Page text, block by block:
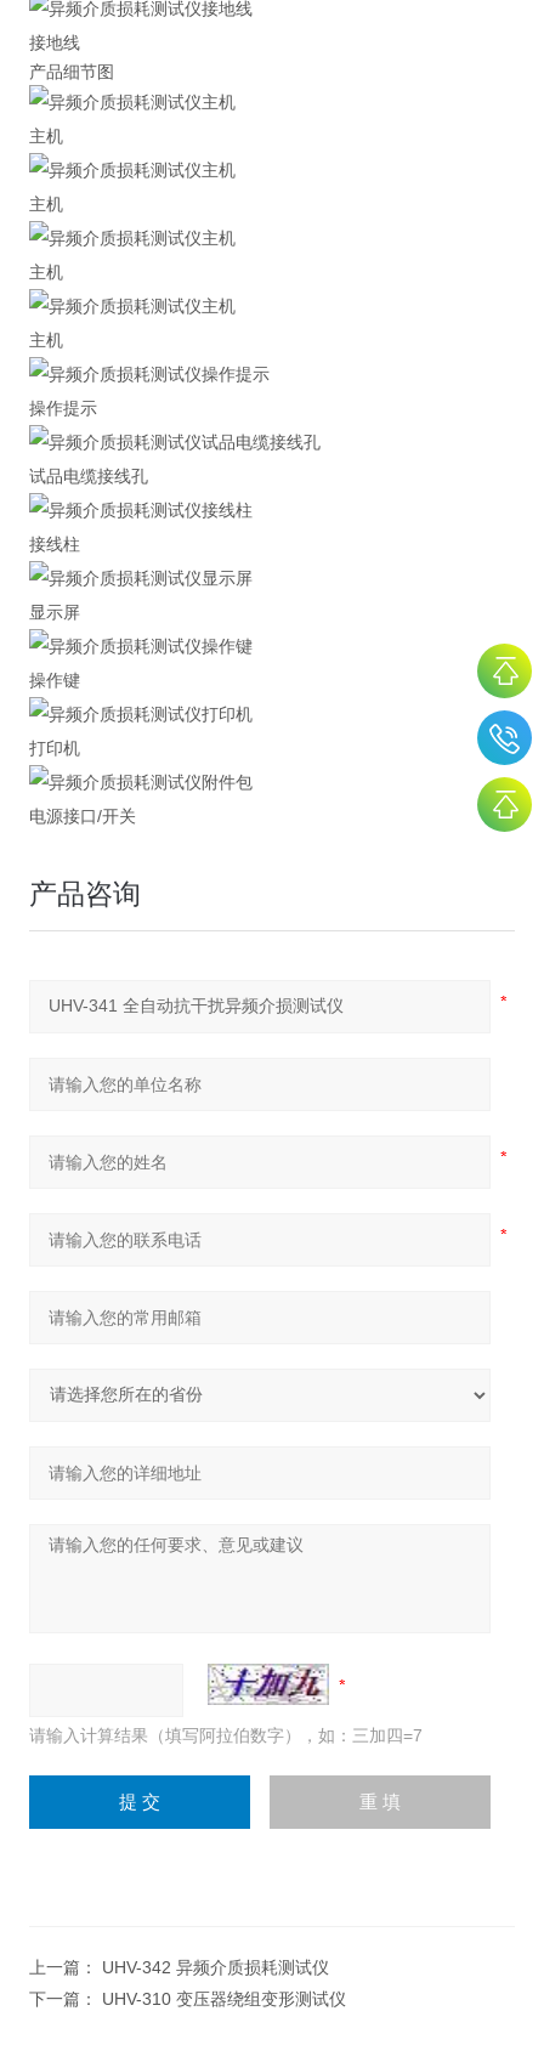
接地线
产品细节图
主机
主机
主机
主机
操作提示
试品电缆接线孔
接线柱
显示屏
操作键
打印机
电源接口/开关
产品咨询
请输入计算结果（填写阿拉伯数字），如：三加四=7
上一篇： UHV-342 异频介质损耗测试仪
下一篇： UHV-310 变压器绕组变形测试仪